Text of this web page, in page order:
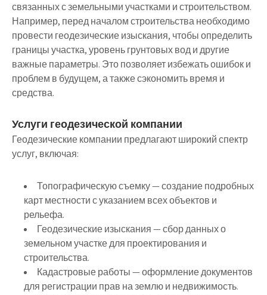
связанных с земельными участками и строительством.
Например, перед началом строительства необходимо
провести геодезические изыскания, чтобы определить
границы участка, уровень грунтовых вод и другие
важные параметры. Это позволяет избежать ошибок и
проблем в будущем, а также сэкономить время и
средства.
Услуги геодезической компании
Геодезические компании предлагают широкий спектр
услуг, включая:
Топографическую съемку — создание подробных
карт местности с указанием всех объектов и
рельефа.
Геодезические изыскания — сбор данных о
земельном участке для проектирования и
строительства.
Кадастровые работы — оформление документов
для регистрации прав на землю и недвижимость.